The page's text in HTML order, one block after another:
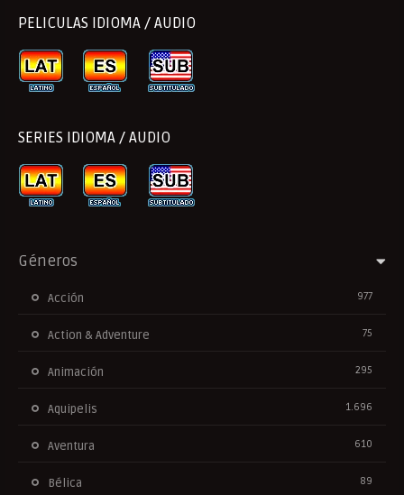
PELICULAS IDIOMA / AUDIO
SERIES IDIOMA / AUDIO
Géneros
Acción 977
Action & Adventure 75
Animación 295
Aquipelis 1.696
Aventura 610
Bélica 89